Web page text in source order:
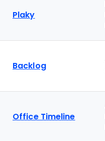
Plaky
Backlog
Office Timeline